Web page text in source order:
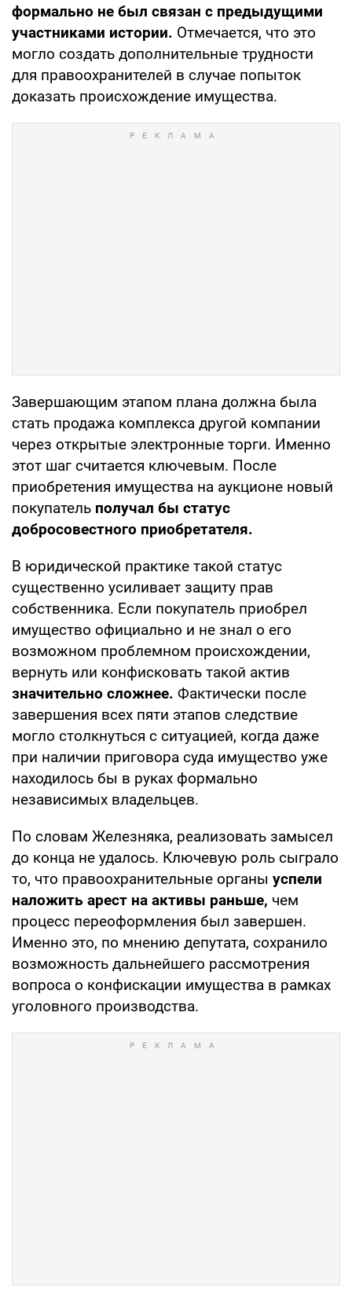
формально не был связан с предыдущими
участниками истории. Отмечается, что это
могло создать дополнительные трудности
для правоохранителей в случае попыток
доказать происхождение имущества.
Завершающим этапом плана должна была
стать продажа комплекса другой компании
через открытые электронные торги. Именно
этот шаг считается ключевым. После
приобретения имущества на аукционе новый
покупатель получал бы статус
добросовестного приобретателя.
В юридической практике такой статус
существенно усиливает защиту прав
собственника. Если покупатель приобрел
имущество официально и не знал о его
возможном проблемном происхождении,
вернуть или конфисковать такой актив
значительно сложнее. Фактически после
завершения всех пяти этапов следствие
могло столкнуться с ситуацией, когда даже
при наличии приговора суда имущество уже
находилось бы в руках формально
независимых владельцев.
По словам Железняка, реализовать замысел
до конца не удалось. Ключевую роль сыграло
то, что правоохранительные органы успели
наложить арест на активы раньше, чем
процесс переоформления был завершен.
Именно это, по мнению депутата, сохранило
возможность дальнейшего рассмотрения
вопроса о конфискации имущества в рамках
уголовного производства.